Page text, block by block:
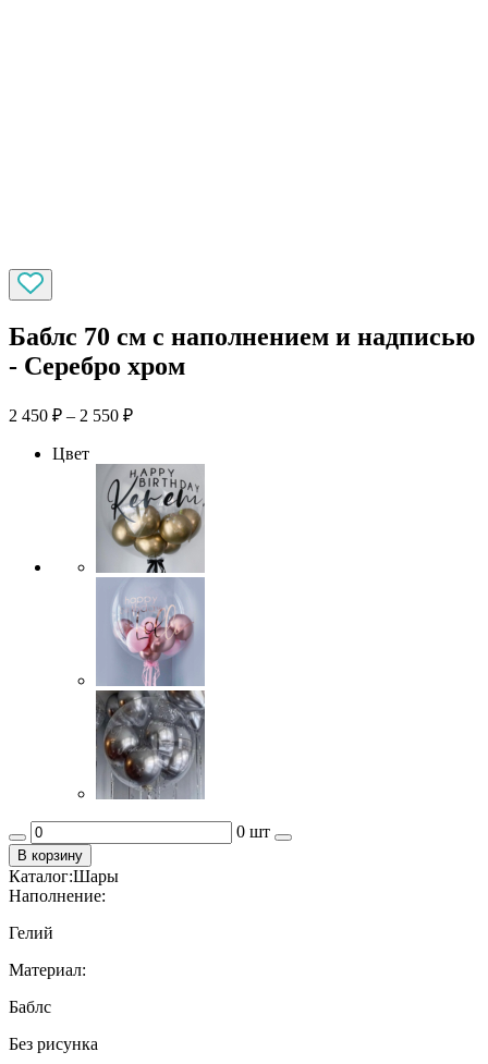
Баблс 70 см с наполнением и надписью
- Серебро хром
2 450 ₽ – 2 550 ₽
Цвет
0 шт
В корзину
Каталог:Шары
Наполнение:
Гелий
Материал:
Баблс
Без рисунка